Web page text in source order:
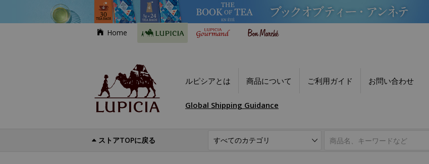
Home
ルピシアとは 商品について ご利用ガイド お問い合わせ
Global Shipping Guidance
ストアTOPに戻る